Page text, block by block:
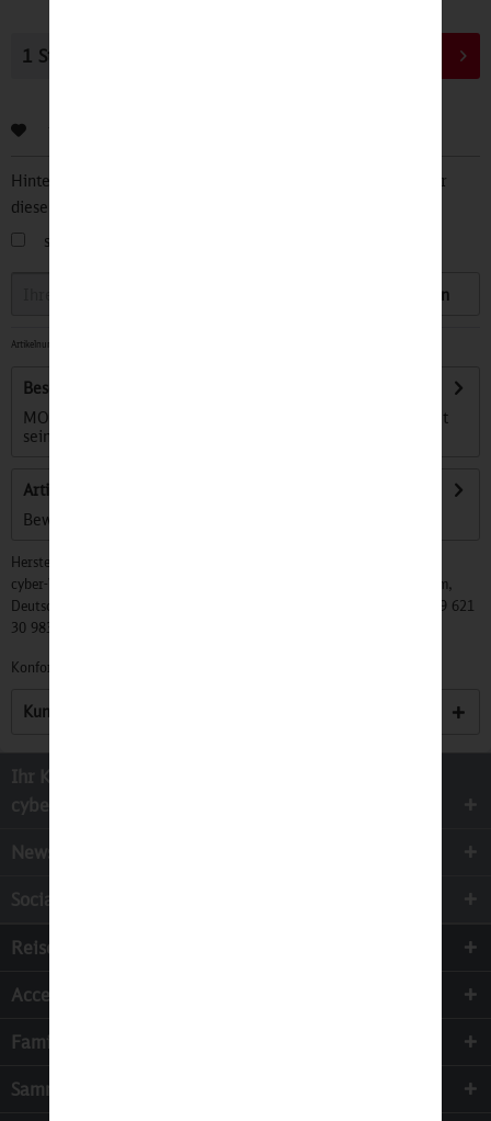
Hinterlegen Sie Ihre Email Adresse und bleiben Sie stets über
diesen Artikel informiert.
sobald der Artikel wieder
Speichern
Artikelnummer:
Beschreibung
MOON - Der schwarze Mond der Feuerkunst verzaubert mit
seiner...
Artikel bewerten
Bewertungen lesen, schreiben und diskutieren...
Hersteller:
cyber-Wear Heidelberg GmbH, Elsa-Brändström-Str. 4, 68229 Mannheim,
Deutschland, Info@mycybergroup.com, https://mycybergroup.com, +49 621
30 983 0
Konformitätserklärungen zu unseren Produkten finden Sie
Kunden haben sich ebenfalls angesehen
Ihr Kontakt zur
cyber-Wear Heidelberg GmbH
Newsletter
Socialmedia
Reisen
Accessoires
Familie & Kinder
Sammeln